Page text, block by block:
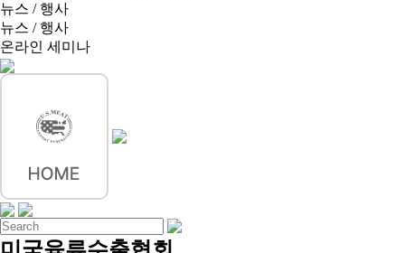
뉴스 / 행사
뉴스 / 행사
온라인 세미나